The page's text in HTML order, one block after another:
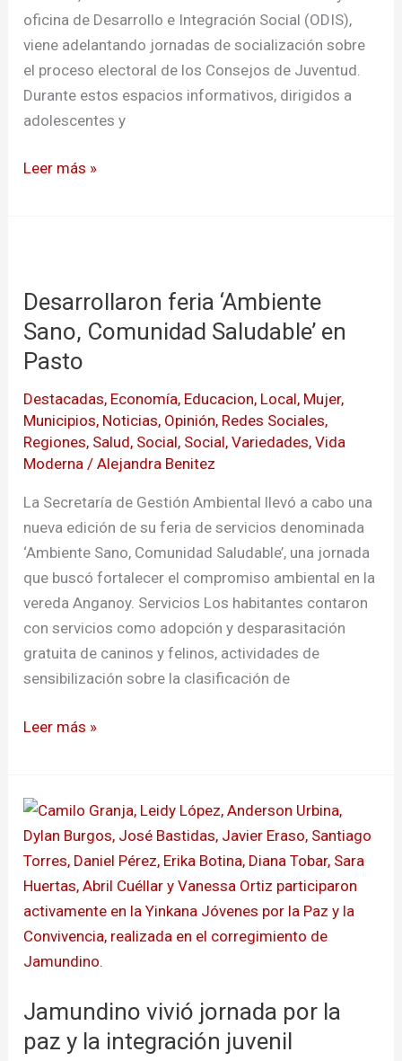
oficina de Desarrollo e Integración Social (ODIS),
viene adelantando jornadas de socialización sobre
el proceso electoral de los Consejos de Juventud.
Durante estos espacios informativos, dirigidos a
adolescentes y
Leer más »
Desarrollaron feria ‘Ambiente
Sano, Comunidad Saludable’ en
Pasto
Destacadas, Economía, Educacion, Local, Mujer,
Municipios, Noticias, Opinión, Redes Sociales,
Regiones, Salud, Social, Social,Variedades,Vida
Moderna /Alejandra Benitez
La Secretaría de Gestión Ambiental llevó a cabo una
nueva edición de su feria de servicios denominada
‘Ambiente Sano, Comunidad Saludable’, una jornada
que buscó fortalecer el compromiso ambiental en la
vereda Anganoy. Servicios Los habitantes contaron
con servicios como adopción y desparasitación
gratuita de caninos y felinos, actividades de
sensibilización sobre la clasificación de
‘Ambiente
Sano,
Comunidad
en
Pasto
Leer más »
Jamundino vivió jornada por la
paz y la integración juvenil
Jamundino
vivió
jornada
por
la
paz
y
integración
juvenil